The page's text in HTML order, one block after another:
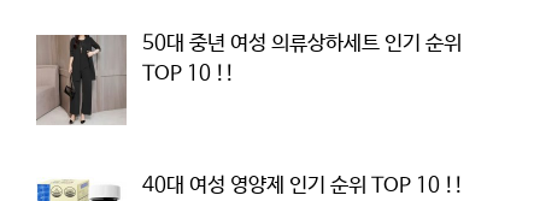
50대 중년 여성 의류상하세트 인기 순위
TOP 10 !!
40대 여성 영양제 인기 순위 TOP 10 !!